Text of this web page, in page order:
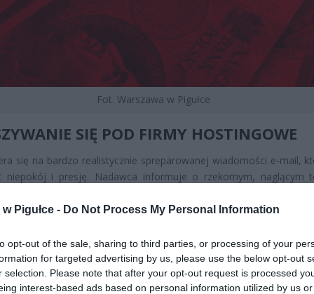
Pigułce - Do Not Process My Personal Information
opt-out of the sale, sharing to third parties, or processing of your
for targeted advertising by us, please use the below opt-out
selection. Please note that after your opt-out request is processed
interest-based ads based on personal information utilized by us
Fot. Warszawa w Pigułce
SIĘ POD FIRMY HOSTINGOWE
się na bardzo realistycznie spreparowanej wiadomości e-mail,
niepokój i presję. Nadawca informuje o rzekomym, naglącym
– zawierają logotypy, kolory i styl pisania